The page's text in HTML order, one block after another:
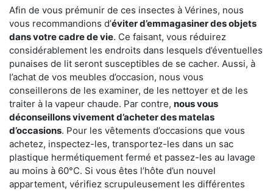
Afin de vous prémunir de ces insectes à Vérines, nous
vous recommandions d’éviter d’emmagasiner des objets
dans votre cadre de vie. Ce faisant, vous réduirez
considérablement les endroits dans lesquels d’éventuelles
punaises de lit seront susceptibles de se cacher. Aussi, à
l’achat de vos meubles d’occasion, nous vous
conseillerons de les examiner, de les nettoyer et de les
traiter à la vapeur chaude. Par contre, nous vous
déconseillons vivement d’acheter des matelas
d’occasions. Pour les vêtements d’occasions que vous
achetez, inspectez-les, transportez-les dans un sac
plastique hermétiquement fermé et passez-les au lavage
au moins à 60°C. Si vous êtes l’hôte d’un nouvel
appartement, vérifiez scrupuleusement les différentes